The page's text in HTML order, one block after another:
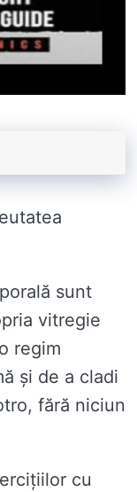
sunt
vitregie
regim
și de a cladi
fără niciun
cu